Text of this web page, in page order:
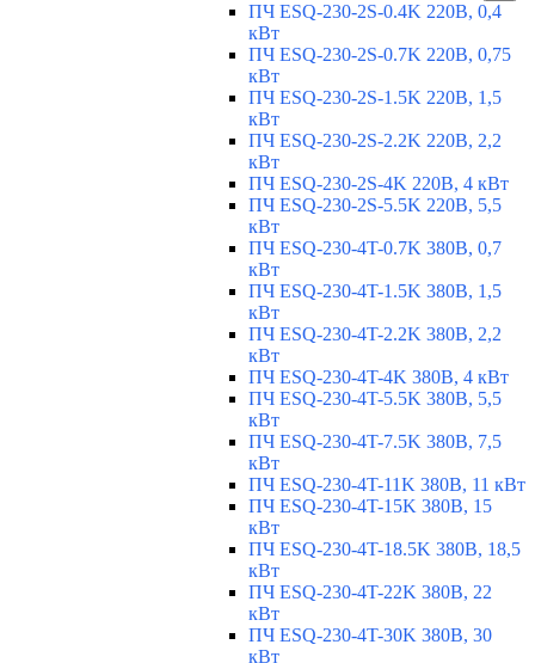
ПЧ ESQ-230-2S-0.4K 220В, 0,4
кВт
ПЧ ESQ-230-2S-0.7K 220В, 0,75
кВт
ПЧ ESQ-230-2S-1.5K 220В, 1,5
кВт
ПЧ ESQ-230-2S-2.2K 220В, 2,2
кВт
ПЧ ESQ-230-2S-4K 220В, 4 кВт
ПЧ ESQ-230-2S-5.5K 220В, 5,5
кВт
ПЧ ESQ-230-4T-0.7K 380В, 0,7
кВт
ПЧ ESQ-230-4T-1.5K 380В, 1,5
кВт
ПЧ ESQ-230-4T-2.2K 380В, 2,2
кВт
ПЧ ESQ-230-4T-4K 380В, 4 кВт
ПЧ ESQ-230-4T-5.5K 380В, 5,5
кВт
ПЧ ESQ-230-4T-7.5K 380В, 7,5
кВт
ПЧ ESQ-230-4T-11K 380В, 11 кВт
ПЧ ESQ-230-4T-15K 380В, 15
кВт
ПЧ ESQ-230-4T-18.5K 380В, 18,5
кВт
ПЧ ESQ-230-4T-22K 380В, 22
кВт
ПЧ ESQ-230-4T-30K 380В, 30
кВт